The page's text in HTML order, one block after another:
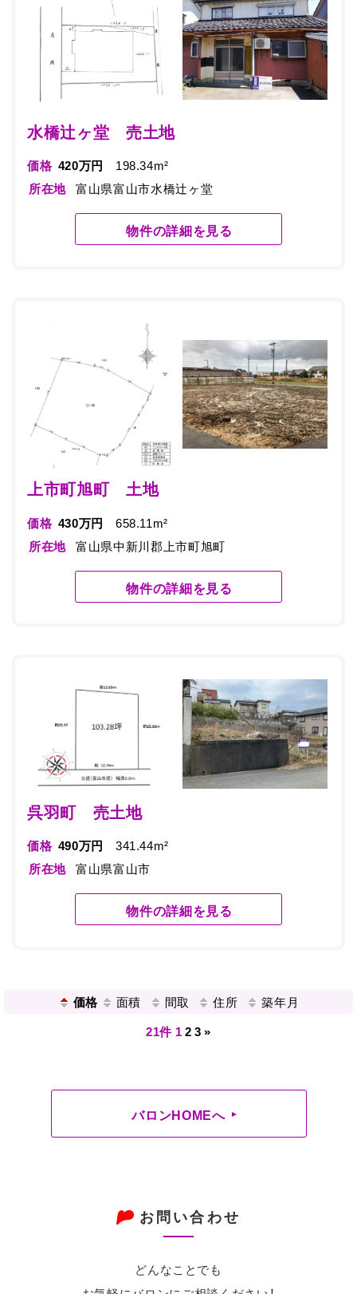
水橋辻ヶ堂 売土地
価格 420万円
198.34m²
所在地 富山県富山市水橋辻ヶ堂
物件の詳細を見る
上市町旭町 土地
価格 430万円
658.11m²
所在地 富山県中新川郡上市町旭町
物件の詳細を見る
呉羽町 売土地
価格 490万円
341.44m²
所在地 富山県富山市
物件の詳細を見る
価格 面積 間取 住所
築年月
21件 123 »
バロンHOMEへ
お問い合わせ
どんなことでも